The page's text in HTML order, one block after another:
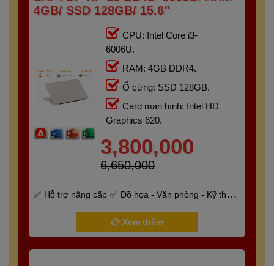
4GB/ SSD 128GB/ 15.6"
CPU: Intel Core i3-
6006U.
RAM: 4GB DDR4.
Ổ cứng: SSD 128GB.
Card màn hình: Intel HD
Graphics 620.
3,800,000
6,650,000
Hỗ trợ nâng cấp
Đồ họa - Văn phòng - Kỹ thuật
Bảo hành 6 tháng
Xem thêm